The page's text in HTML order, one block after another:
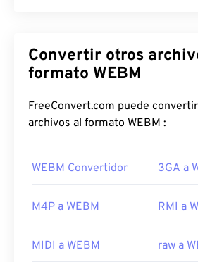
fue diseñado para ser compatible
Admite capítulos, subtítulos,
3D, contenedores 3D y
WEBM comprime transmisiones
operativo. Otras buenas opciones
Convertir otros
formato WEBM
FreeConvert.com puede
archivos al formato WEBM :
WEBM Convertidor 3GA a
M4P a WEBM RMI a
MIDI a WEBM raw a